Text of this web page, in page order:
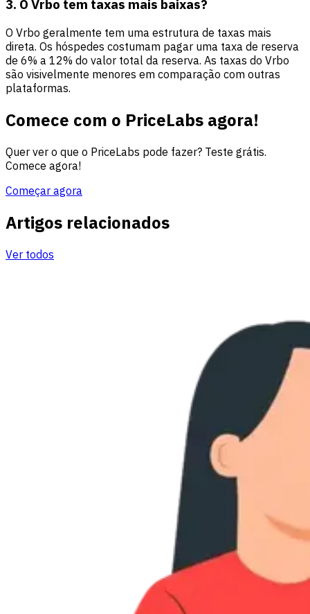
3. O Vrbo tem taxas mais baixas?
O Vrbo geralmente tem uma estrutura de taxas mais
direta. Os hóspedes costumam pagar uma taxa de reserva
de 6% a 12% do valor total da reserva. As taxas do Vrbo
são visivelmente menores em comparação com outras
plataformas.
Comece com o PriceLabs agora!
Quer ver o que o PriceLabs pode fazer? Teste grátis.
Comece agora!
Começar agora
Artigos relacionados
Ver todos